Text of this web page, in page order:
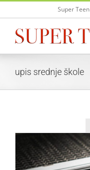
Skip
Super Teen
upis srednje škole